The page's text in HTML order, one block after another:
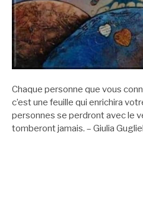
Chaque personne que vous
c’est une feuille qui enrichira
personnes se perdront avec le
tomberont jamais. – Giulia